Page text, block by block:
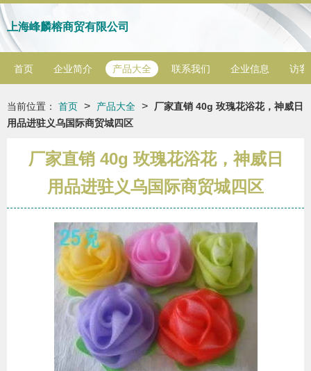
上海峰麟榕商贸有限公司
首页 企业简介 产品大全 联系我们 企业信息 访客
当前位置： 首页 > 产品大全 >
厂家直销 40g 玫瑰花浴花，神威日
用品进驻义乌国际商贸城四区
厂家直销 40g 玫瑰花浴花，神威日
用品进驻义乌国际商贸城四区